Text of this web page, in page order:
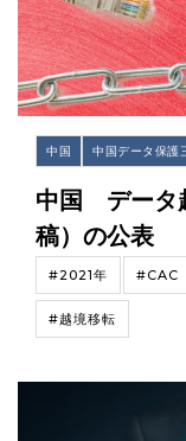
中国 中国データ保護
中国 データ
稿）の公表
#2021年 #CAC
#越境移転